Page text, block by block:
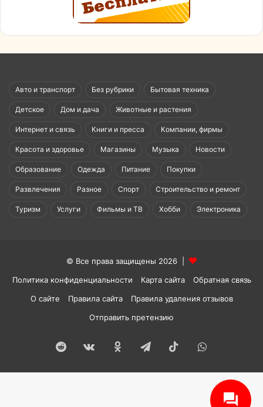
Авто и транспорт Без рубрики Бытовая техника
Детское Дом и дача Животные и растения
Интернет и связь Книги и пресса Компании, фирмы
Красота и здоровье Магазины Музыка Новости
Образование Одежда Питание Покупки
Развлечения Разное Спорт Строительство и ремонт
Туризм Услуги Фильмы и ТВ Хобби Электроника
© Все права защищены 2026 |
Политика конфиденциальности
Карта сайта
Обратная связь
О сайте
Правила сайта
Правила удаления отзывов
Отправить претензию
Reddit vk.comОдноклассники
TelegramTikTokWhatsApp